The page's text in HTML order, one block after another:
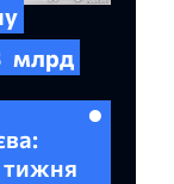
млрд
тижня